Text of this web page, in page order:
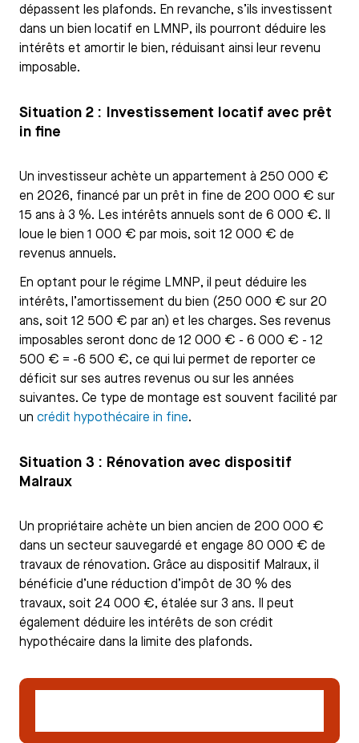
dépassent les plafonds. En revanche, s’ils investissent
dans un bien locatif en LMNP, ils pourront déduire les
intérêts et amortir le bien, réduisant ainsi leur revenu
imposable.
Situation 2 : Investissement locatif avec prêt
in fine
Un investisseur achète un appartement à 250 000 €
en 2026, financé par un prêt in fine de 200 000 € sur
15 ans à 3 %. Les intérêts annuels sont de 6 000 €. Il
loue le bien 1 000 € par mois, soit 12 000 € de
revenus annuels.
En optant pour le régime LMNP, il peut déduire les
intérêts, l’amortissement du bien (250 000 € sur 20
ans, soit 12 500 € par an) et les charges. Ses revenus
imposables seront donc de 12 000 € - 6 000 € - 12
500 € = -6 500 €, ce qui lui permet de reporter ce
déficit sur ses autres revenus ou sur les années
suivantes. Ce type de montage est souvent facilité par
un crédit hypothécaire in fine.
Situation 3 : Rénovation avec dispositif
Malraux
Un propriétaire achète un bien ancien de 200 000 €
dans un secteur sauvegardé et engage 80 000 € de
travaux de rénovation. Grâce au dispositif Malraux, il
bénéficie d’une réduction d’impôt de 30 % des
travaux, soit 24 000 €, étalée sur 3 ans. Il peut
également déduire les intérêts de son crédit
hypothécaire dans la limite des plafonds.